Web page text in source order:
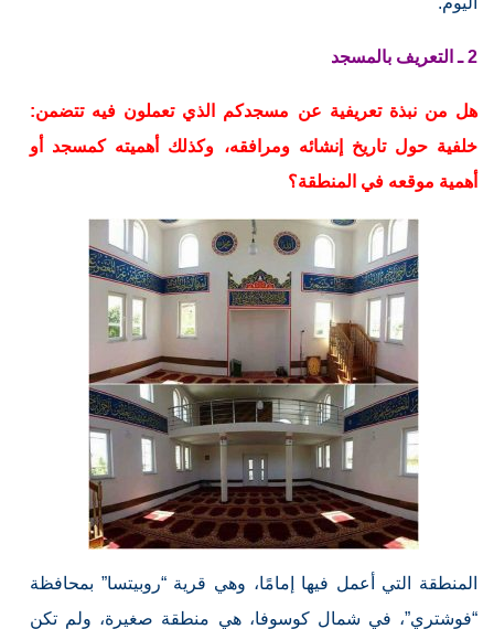
2 ـ التعريف بالمسجد
هل من نبذة تعريفية عن مسجدكم الذي تعملون فيه تتضمن:
خلفية حول تاريخ إنشائه ومرافقه، وكذلك أهميته كمسجد أو
أهمية موقعه في المنطقة؟
المنطقة التي أعمل فيها إمامًا، وهي قرية “روبيتسا” بمحافظة
“فوشتري”، في شمال كوسوفا، هي منطقة صغيرة، ولم تكن